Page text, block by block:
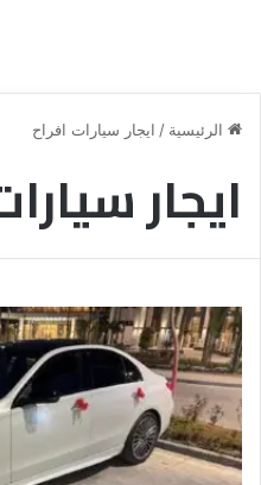
الرئيسية / ايجار سيارات افراح
ايجار